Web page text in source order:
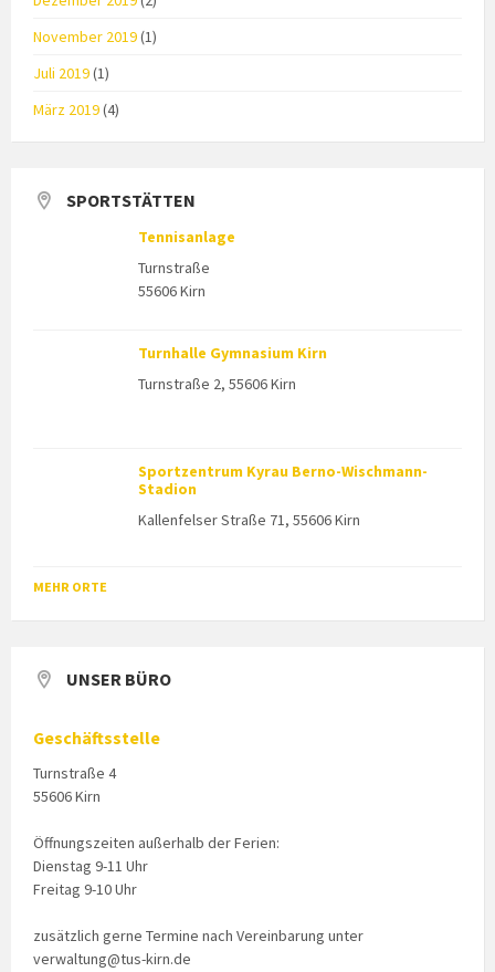
November 2019(1)
Juli 2019(1)
März 2019(4)
SPORTSTÄTTEN
Tennisanlage
Turnstraße
55606 Kirn
Turnhalle Gymnasium Kirn
Turnstraße 2, 55606 Kirn
Sportzentrum Kyrau Berno-Wischmann-
Stadion
Kallenfelser Straße 71, 55606 Kirn
MEHR ORTE
UNSER BÜRO
Geschäftsstelle
Turnstraße 4
55606 Kirn
Öffnungszeiten außerhalb der Ferien:
Dienstag 9-11 Uhr
Freitag 9-10 Uhr
zusätzlich gerne Termine nach Vereinbarung unter
verwaltung@tus-kirn.de